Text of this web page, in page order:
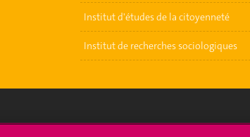
Institut d'études de la citoyenneté
Institut de recherches sociologiques